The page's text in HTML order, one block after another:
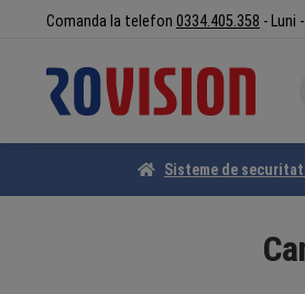
navigare
conținut
Comanda la telefon 0334.405.358 - Luni
Sisteme de